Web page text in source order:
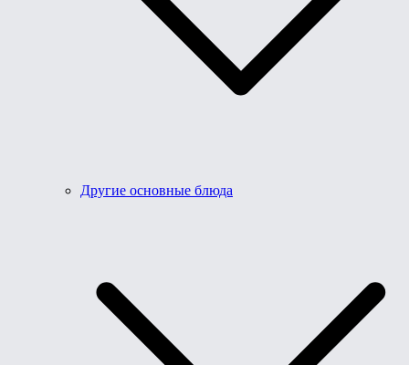
Другие основные блюда